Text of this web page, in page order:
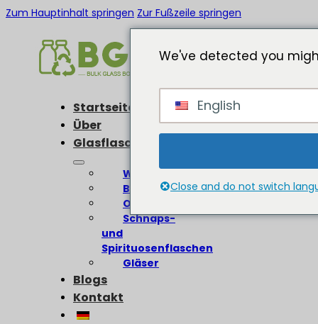
Zum Hauptinhalt springen Zur Fußzeile springen
Startseite
Über
Glasflaschen
Weinflaschen
Bierflaschen
Olivenölflaschen
Schnaps-
und
Spirituosenflaschen
Gläser
Blogs
Kontakt
We've detected you
English
Close and do not switch